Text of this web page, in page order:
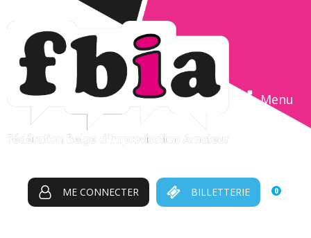
Menu
ME CONNECTER BILLETTERIE 0